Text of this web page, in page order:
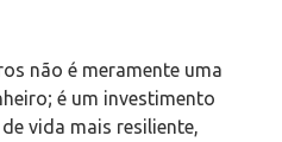
não é meramente uma
é um investimento
vida mais resiliente,